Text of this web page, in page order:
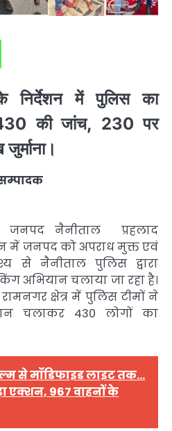
निर्देशन में पुलिस का
430 की जांच, 230 पर
सम्पादक
जनपद नैनीताल प्रहलाद
में जनपद को अपराध मुक्त एवं
से नैनीताल पुलिस द्वारा
अभियान चलाया जा रहा है।
क्षेत्र में पुलिस टीमों ने
चलाकर 430 लोगों का
से मॉडिफाइड लाइट तक…
एक्शन, 967 वाहनों के